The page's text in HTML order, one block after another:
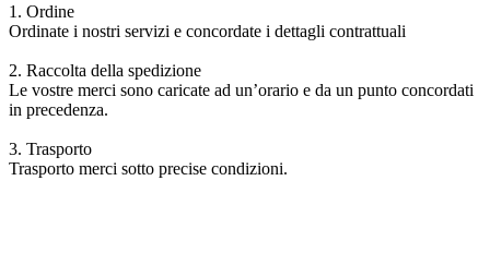
1. Ordine
Ordinate i nostri servizi e concordate i dettagli contrattuali
2. Raccolta della spedizione
Le vostre merci sono caricate ad un’orario e da un punto concordati
in precedenza.
3. Trasporto
Trasporto merci sotto precise condizioni.